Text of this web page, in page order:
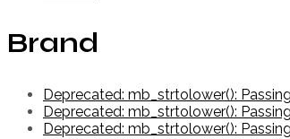
Brand
Deprecated: mb_strtolower():
Deprecated: mb_strtolower():
Deprecated: mb_strtolower():